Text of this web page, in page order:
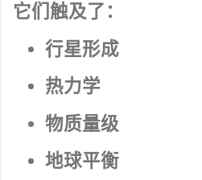
它们触及了：
行星形成
热力学
物质量级
地球平衡